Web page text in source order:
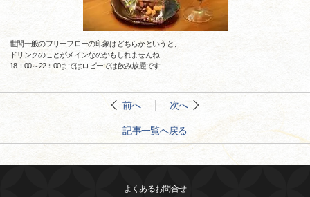
世間一般のフリーフローの印象はどちらかというと、
ドリンクのことがメインなのかもしれませんね
18：00～22：00まではロビーでは飲み放題です
前へ 次へ
記事一覧へ戻る
よくあるお問合せ